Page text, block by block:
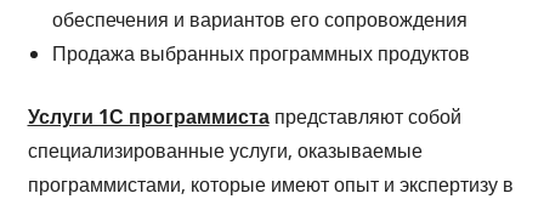
обеспечения и вариантов его сопровождения
Продажа выбранных программных продуктов
Услуги 1С программистапредставляют собой
специализированные услуги, оказываемые
программистами, которые имеют опыт и экспертизу в